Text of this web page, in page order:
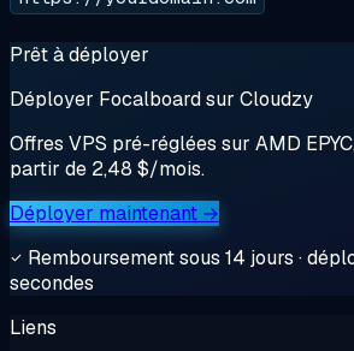
Prêt à déployer
Déployer Focalboard sur Cloudzy
Offres VPS pré-réglées sur AMD
partir de 2,48 $/mois.
Déployer maintenant →
Remboursement sous 14 jours ·
secondes
Liens